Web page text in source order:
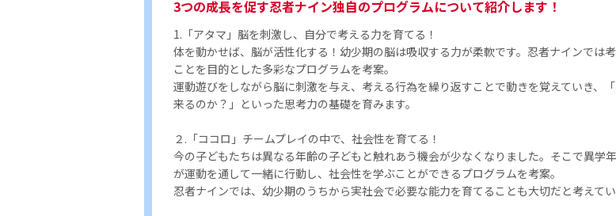
3つの成長を促す忍者ナイン独自のプログラムについて紹介します！
1.「アタマ」脳を刺激し、自分で考える力を育てる！
体を動かせば、脳が活性化する！幼少期の脳は吸収する力が柔軟です。忍者ナインでは
ことを目的とした多彩なプログラムを考案。
運動遊びをしながら脳に刺激を与え、考える行為を繰り返すことで動きを覚えていき、
来るのか？」といった思考力の基礎を育みます。
２.「ココロ」チームプレイの中で、社会性を育てる！
今の子どもたちは異なる年齢の子どもと触れあう機会が少なくなりました。そこで異学
が運動を通して一緒に行動し、社会性を学ぶことができるプログラムを考案。
忍者ナインでは、幼少期のうちから実社会で必要な能力を育てることも大切だと考えてい